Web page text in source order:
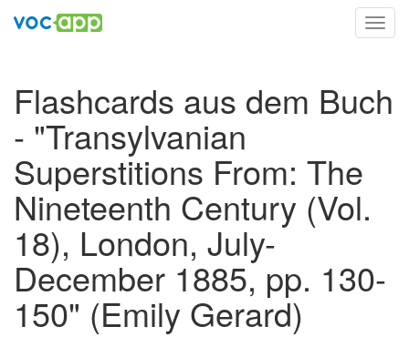
Flashcards aus dem Buch
- "Transylvanian
Superstitions From: The
Nineteenth Century (Vol.
18), London, July-
December 1885, pp. 130-
150" (Emily Gerard)